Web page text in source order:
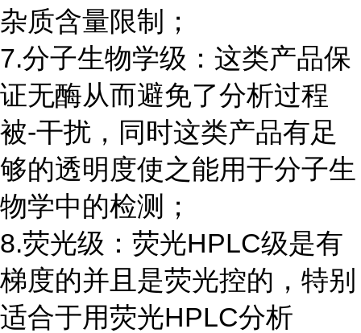
杂质含量限制；
7.分子生物学级：这类产品保
证无酶从而避免了分析过程
被-干扰，同时这类产品有足
够的透明度使之能用于分子生
物学中的检测；
8.荧光级：荧光HPLC级是有
梯度的并且是荧光控的，特别
适合于用荧光HPLC分析